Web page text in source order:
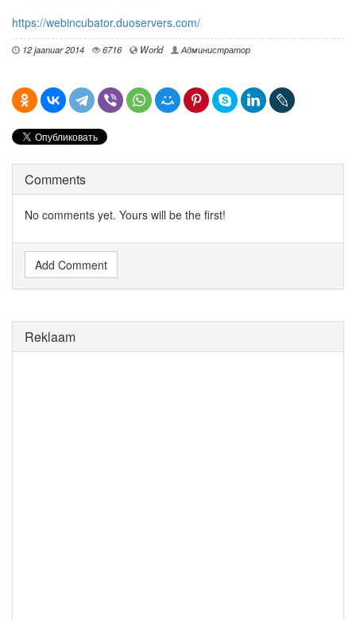
https://webincubator.duoservers.com/
12 jaanuar 2014 6716 World Администратор
Comments
No comments yet. Yours will be the first!
Add Comment
Reklaam